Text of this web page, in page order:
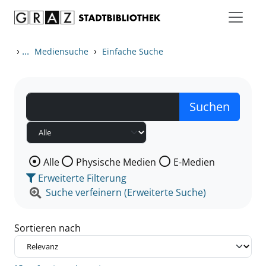
› ... Mediensuche › Einfache Suche
Wählen Sie die Medienart nach der Sie suchen wollen.
Alle Physische Medien
E-Medien
Erweiterte Filterung
Suche verfeinern (Erweiterte Suche)
Sortieren nach